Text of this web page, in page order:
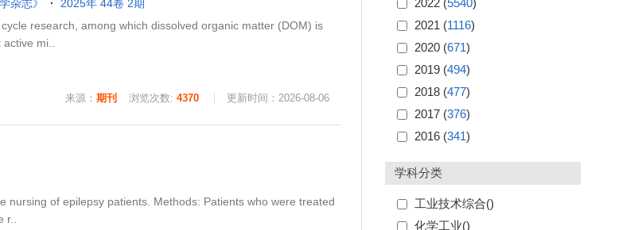
2022 (5540)
2021 (1116)
2020 (671)
2019 (494)
2018 (477)
2017 (376)
2016 (341)
学科分类
工业技术综合()
化学工业()
杂志》
2025年 44卷 2期
research, among which dissolved organic matter (DOM) is
mi..
来源： 期刊 浏览次数: 4370 更新时间：2026-08-06
nursing of epilepsy patients. Methods: Patients who were treated